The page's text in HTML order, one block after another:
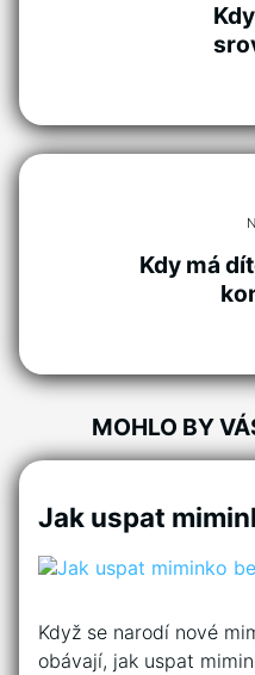
Kdy má
MOHLO BY
Jak uspat
Když se narodí nové
obávají, jak uspat